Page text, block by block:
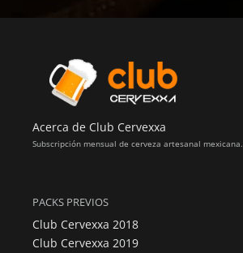
Acerca de Club Cervexxa
Subscripción mensual de cerveza artesanal mexicana.
PACKS PREVIOS
Club Cervexxa 2018
Club Cervexxa 2019